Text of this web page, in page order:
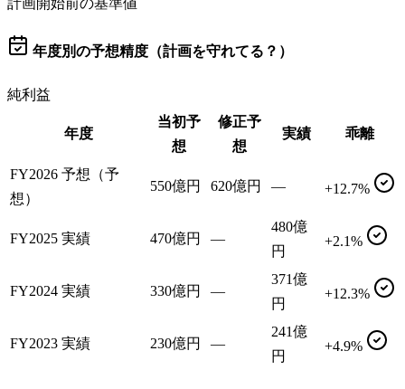
年度別の予想精度（計画を守れてる？）
純利益
年度
当初予
想
修正予
想
実績 乖離
FY2026 予想（予
想）
550億円 620億円 — +12.7%
FY2025 実績 470億円 —
480億
円
+2.1%
FY2024 実績 330億円 —
371億
円
+12.3%
FY2023 実績 230億円 —
241億
円
+4.9%